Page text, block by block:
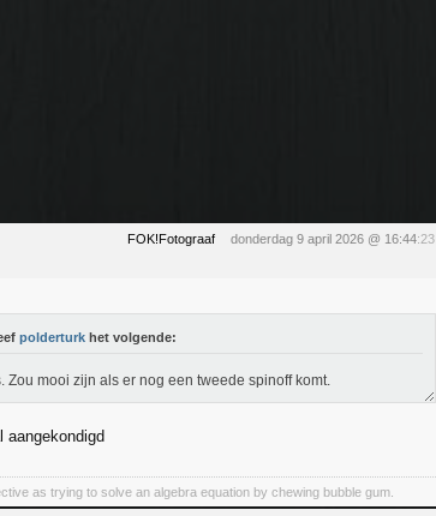
FOK!Fotograaf donderdag 9 april 2026 @ 16:44:23
polderturk het volgende:
mooi zijn als er nog een tweede spinoff komt.
aangekondigd
as trying to solve an algebra equation by chewing bubble gum.